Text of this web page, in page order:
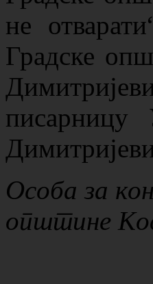
не
Градске
писарницу
Особа за
општине